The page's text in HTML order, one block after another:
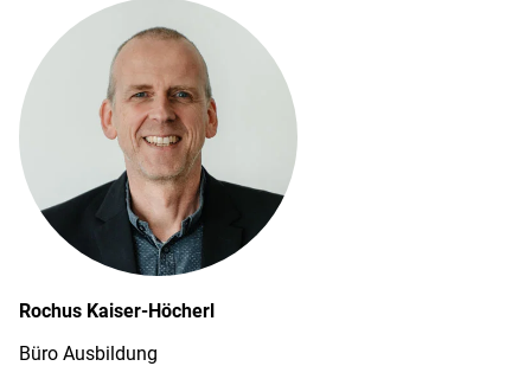
Rochus Kaiser-Höcherl
Büro Ausbildung